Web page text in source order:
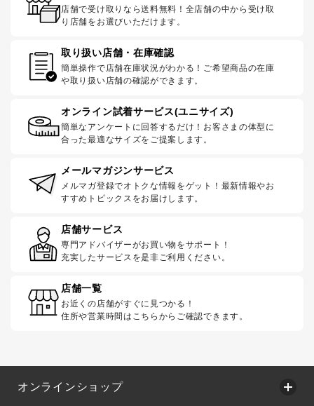
店舗で受け取りなら送料無料！全店舗の中から受け取
り店舗をお選びいただけます。
取り扱い店舗・在庫確認
簡単操作で店舗在庫状況がわかる！ご希望商品の在庫
や取り扱い店舗の確認ができます。
オンライン試着サービス(ユニサイズ)
簡単なアンケートに回答するだけ！お客さまの体型に
合った最適なサイズをご提案します。
メールマガジンサービス
メルマガ登録でオトクな情報をゲット！最新情報やお
すすめトピックスをお届けします。
店舗サービス
専門アドバイザーがお買い物をサポート！
充実したサービスを是非ご利用ください。
店舗一覧
お近くの店舗がすぐに見つかる！
住所や営業時間はこちらからご確認できます。
オンラインショップ